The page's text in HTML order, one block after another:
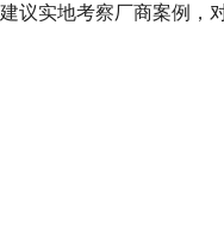
议实地考察厂商案例，